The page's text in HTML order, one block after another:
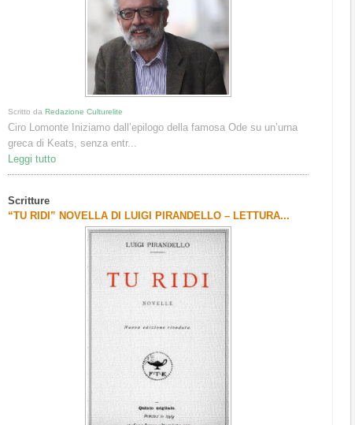
Scritto daRedazione Culturelite
Ciro Lomonte Iniziamo dall’epilogo della famosa Ode su un’urna
greca di Keats, senza entr...
Leggi tutto
Scritture
“TU RIDI” NOVELLA DI LUIGI PIRANDELLO – LETTURA...